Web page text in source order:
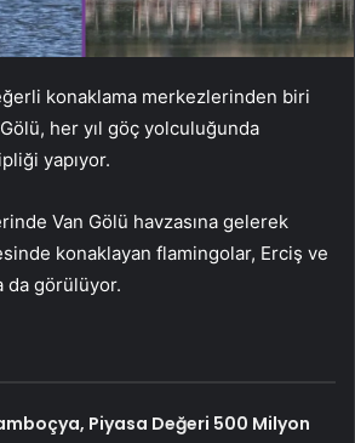
konaklama merkezlerinden biri
her yıl göç yolculuğunda
yapıyor.
Van Gölü havzasına gelerek
konaklayan flamingolar, Erciş ve
da görülüyor.
Piyasa Değeri 500 Milyon